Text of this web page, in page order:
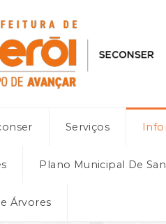
Serviços
Plano Municipal De
Árvores